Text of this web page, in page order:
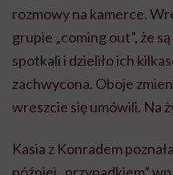
rozmowy na kamerce.
grupie „coming out”, że
spotkali i dzieliło ich
zachwycona. Oboje
wreszcie się umówili. Na
Kasia z Konradem